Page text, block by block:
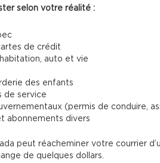
selon votre réalité :
de crédit
auto et vie
des enfants
de service
(permis de conduire,
abonnements divers
peut réacheminer votre courrier
de quelques dollars.